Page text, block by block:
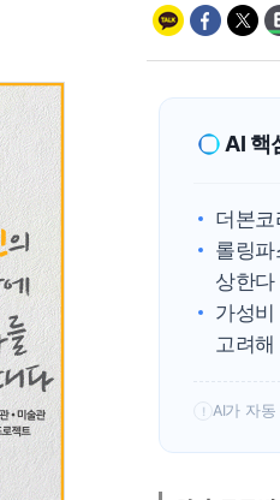
AI 핵
더본
롤링
상한다
가성
고려
! AI가 자